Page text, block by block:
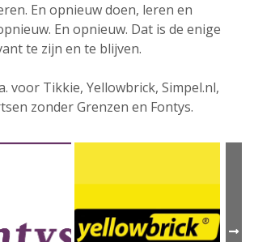
En opnieuw doen, leren en
En opnieuw. Dat is de enige
te zijn en te blijven.
voor Tikkie, Yellowbrick, Simpel.nl,
zonder Grenzen en Fontys.